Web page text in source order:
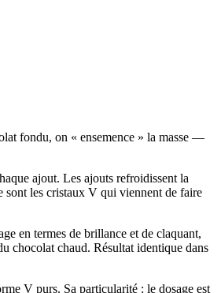
fondu, on « ensemence » la masse —
ajout. Les ajouts refroidissent la
sont les cristaux V qui viennent de faire
en termes de brillance et de claquant,
chocolat chaud. Résultat identique dans
V purs. Sa particularité : le dosage est